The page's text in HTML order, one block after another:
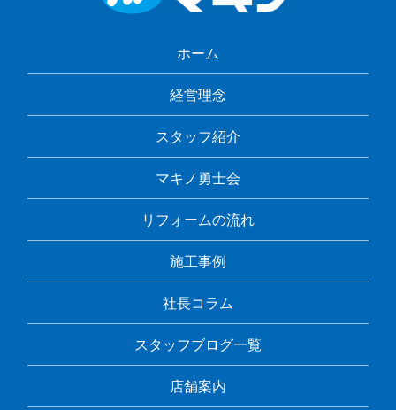
ホーム
経営理念
スタッフ紹介
マキノ勇士会
リフォームの流れ
施工事例
社長コラム
スタッフブログ一覧
店舗案内